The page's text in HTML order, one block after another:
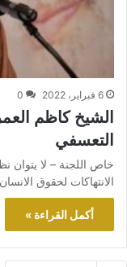
6 فبراير، 2022 0
الشيخ كاظم
التعسفي
خاص اللجنة – لا يتوان
الانتهاكات لحقوق
أكمل القراءة »